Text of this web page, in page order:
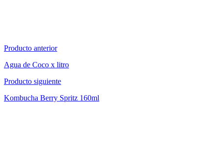
Producto anterior
Agua de Coco x litro
Producto siguiente
Kombucha Berry Spritz 160ml